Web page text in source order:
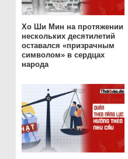
Хо Ши Мин на протяжении
нескольких десятилетий
оставался «призрачным
символом» в сердцах
народа